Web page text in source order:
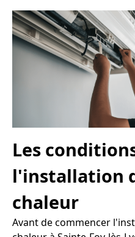
Les
l'installation
chaleur
Avant de commencer